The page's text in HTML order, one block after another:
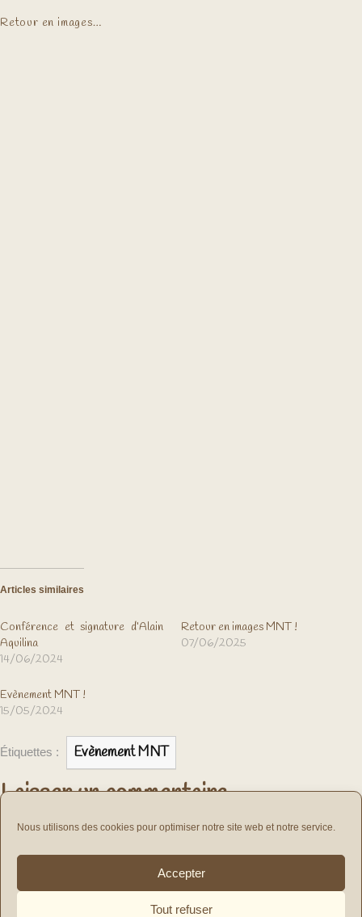
Nous utilisons des cookies pour optimiser notre site web et notre service.
Accepter
Tout refuser
Retour en images…
Articles similaires
Conférence et signature d’Alain
Aquilina
14/06/2024
Retour en images MNT !
07/06/2025
Evènement MNT !
15/05/2024
Étiquettes : Evènement MNT
Laisser un commentaire
Vous devezvous connecterpour publier un commentaire.
Navigation
l’article
Next